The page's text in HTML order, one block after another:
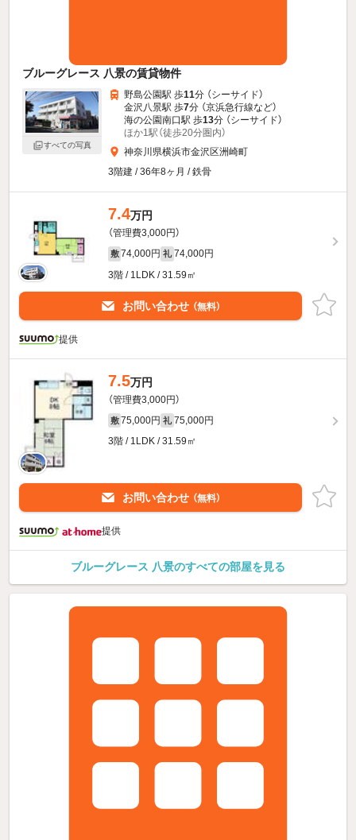
ブルーグレース 八景の賃貸物件
すべての写真
野島公園駅 歩11分 （シーサイド）
金沢八景駅 歩7分 （京浜急行線など）
海の公園南口駅 歩13分 （シーサイド）
ほか1駅（徒歩20分圏内）
神奈川県横浜市金沢区洲崎町
3階建 / 36年8ヶ月 / 鉄骨
7.4万円
（管理費3,000円）
敷 74,000円 礼 74,000円
3階 / 1LDK / 31.59㎡
お問い合わせ （無料）
提供
7.5万円
（管理費3,000円）
敷 75,000円 礼 75,000円
3階 / 1LDK / 31.59㎡
お問い合わせ （無料）
提供
ブルーグレース 八景のすべての部屋を見る